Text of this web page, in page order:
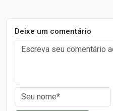
Deixe um comentário